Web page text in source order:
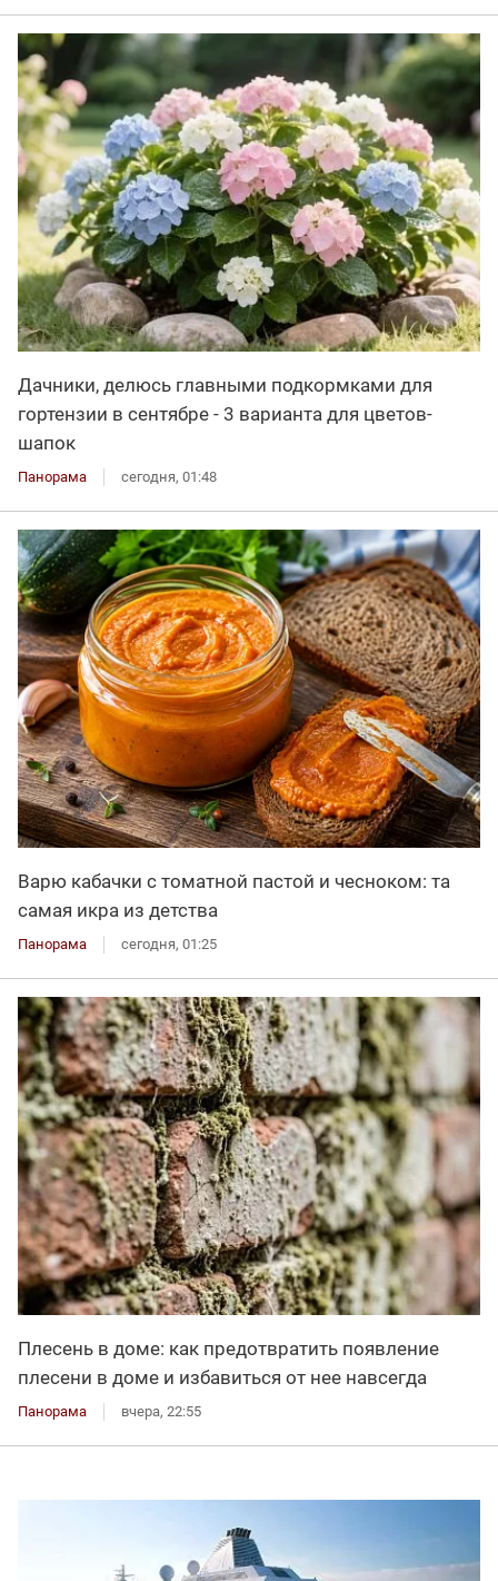
Дачники, делюсь главными подкормками для
гортензии в сентябре - 3 варианта для цветов-
шапок
Панорама сегодня, 01:48
Варю кабачки с томатной пастой и чесноком: та
самая икра из детства
Панорама сегодня, 01:25
Плесень в доме: как предотвратить появление
плесени в доме и избавиться от нее навсегда
Панорама вчера, 22:55